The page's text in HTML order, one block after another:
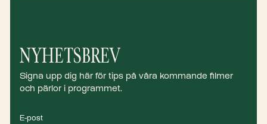
NYHETSBREV
Signa upp dig här för tips på våra kommande filmer
och pärlor i programmet.
E-post